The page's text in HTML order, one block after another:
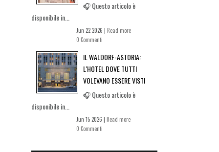
🎧 Questo articolo è
disponibile in...
Jun 22 2026 | Read more
0 Commenti
IL WALDORF-ASTORIA:
L'HOTEL DOVE TUTTI
VOLEVANO ESSERE VISTI
🎧 Questo articolo è
disponibile in...
Jun 15 2026 | Read more
0 Commenti